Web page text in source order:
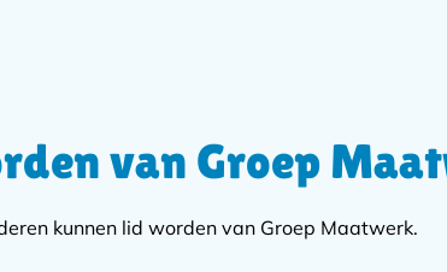
van Groep
kunnen lid worden van Groep Maatwerk.